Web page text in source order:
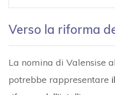
Verso la riforma
La nomina di Valensise
potrebbe rappresentare